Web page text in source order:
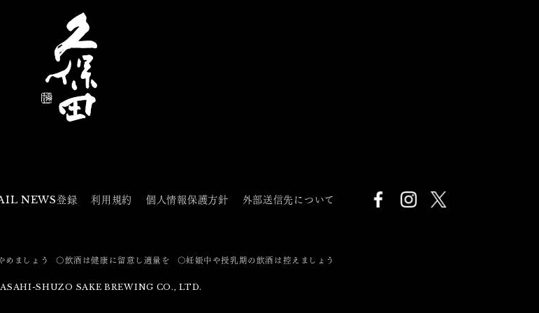
NEWS登録 利用規約 個人情報保護方針 外部送信先について
めましょう 〇飲酒は健康に留意し適量を 〇妊娠中や授乳期の飲酒は控えましょう
SHUZO SAKE BREWING CO., LTD.